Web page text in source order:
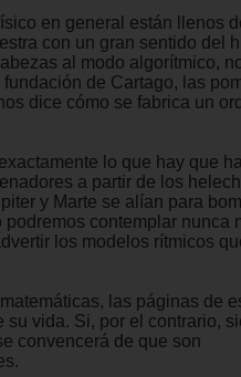
en general están llenos
con un gran sentido del
al modo algorítmico,
de Cartago, las
dice cómo se fabrica un
lo que hay que
a partir de los
y Marte se alían para
contemplar nunca
los modelos rítmicos
las páginas de
su vida. Si, por el contrario,
convencerá de que son